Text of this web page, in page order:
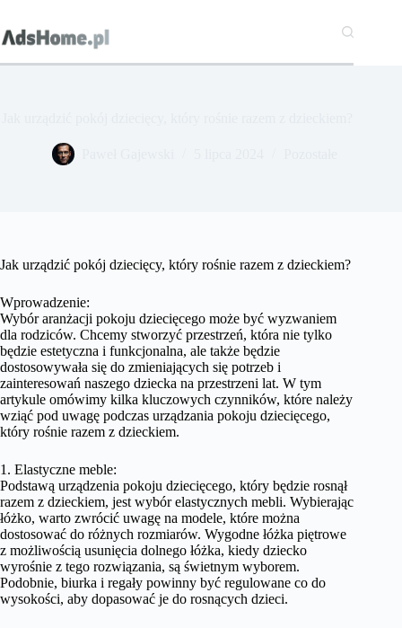
treści
Jak urządzić pokój dziecięcy, który rośnie razem z dzieckiem?
Wprowadzenie:
Wybór aranżacji pokoju dziecięcego może być wyzwaniem
dla rodziców. Chcemy stworzyć przestrzeń, która nie tylko
będzie estetyczna i funkcjonalna, ale także będzie
dostosowywała się do zmieniających się potrzeb i
zainteresowań naszego dziecka na przestrzeni lat. W tym
artykule omówimy kilka kluczowych czynników, które należy
wziąć pod uwagę podczas urządzania pokoju dziecięcego,
który rośnie razem z dzieckiem.
1. Elastyczne meble:
Podstawą urządzenia pokoju dziecięcego, który będzie rosnął
razem z dzieckiem, jest wybór elastycznych mebli. Wybierając
łóżko, warto zwrócić uwagę na modele, które można
dostosować do różnych rozmiarów. Wygodne łóżka piętrowe
z możliwością usunięcia dolnego łóżka, kiedy dziecko
wyrośnie z tego rozwiązania, są świetnym wyborem.
Podobnie, biurka i regały powinny być regulowane co do
wysokości, aby dopasować je do rosnących dzieci.